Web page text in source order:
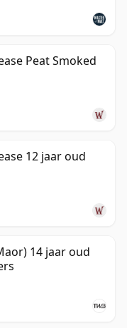
Peat Smoked
12 jaar oud
14 jaar oud